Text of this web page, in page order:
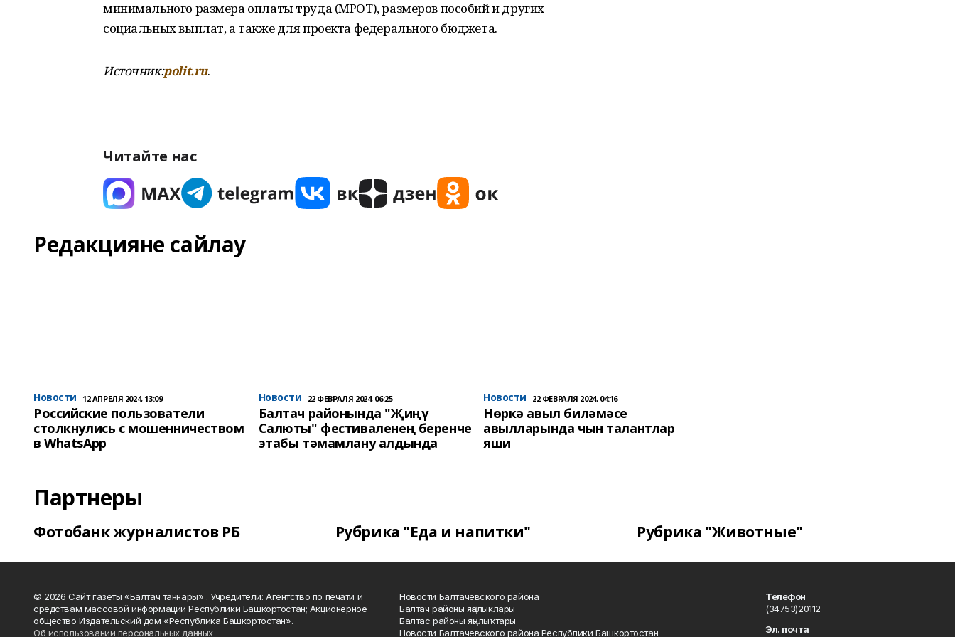
минимального размера оплаты труда (МРОТ), размеров пособий и других
социальных выплат, а также для проекта федерального бюджета.
Источник:polit.ru.
Читайте нас
Редакцияне сайлау
Новости 12 АПРЕЛЯ 2024, 13:09
Российские пользователи
столкнулись с мошенничеством
в WhatsApp
Новости 22 ФЕВРАЛЯ 2024, 06:25
Балтач районында "Җиңү
Салюты" фестиваленең беренче
этабы тәмамлану алдында
Новости 22 ФЕВРАЛЯ 2024, 04:16
Нөркә авыл биләмәсе
авылларында чын талантлар
яши
Партнеры
Фотобанк журналистов РБ Рубрика "Еда и напитки" Рубрика "Животные"
© 2026 Сайт газеты «Балтач таннары» . Учредители: Агентство по печати и
средствам массовой информации Республики Башкортостан; Акционерное
общество Издательский дом «Республика Башкортостан».
Об использовании персональных данных
Новости Балтачевского района
Балтач районы яңалыклары
Балтас районы яңылыҡтары
Новости Балтачевского района Республики Башкортостан
Телефон
(34753)20112
Эл. почта